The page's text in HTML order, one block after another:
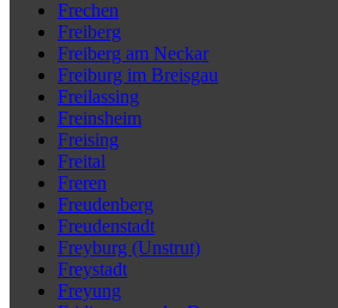
Frechen
Freiberg
Freiberg am Neckar
Freiburg im Breisgau
Freilassing
Freinsheim
Freising
Freital
Freren
Freudenberg
Freudenstadt
Freyburg (Unstrut)
Freystadt
Freyung